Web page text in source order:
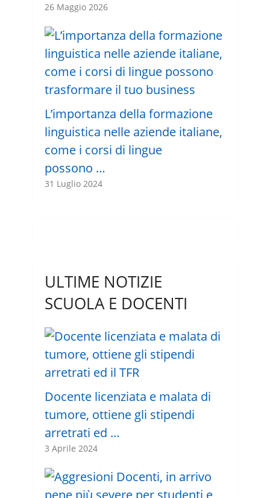
26 Maggio 2026
L’importanza della formazione
linguistica nelle aziende italiane,
come i corsi di lingue
possono …
31 Luglio 2024
ULTIME NOTIZIE
SCUOLA E DOCENTI
Docente licenziata e malata di
tumore, ottiene gli stipendi
arretrati ed …
3 Aprile 2024